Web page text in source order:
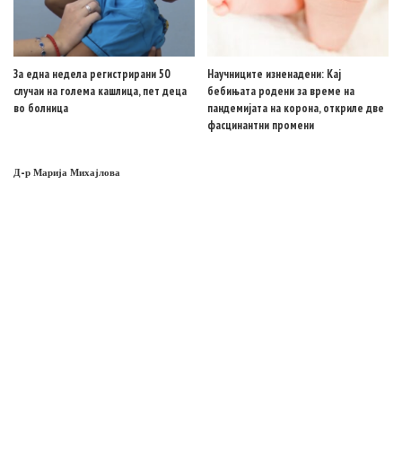
За една недела регистрирани 50
случаи на голема кашлица, пет деца
во болница
Научниците изненадени: Кај
бебињата родени за време на
пандемијата на корона, откриле две
фасцинантни промени
Д-р Марија Михајлова